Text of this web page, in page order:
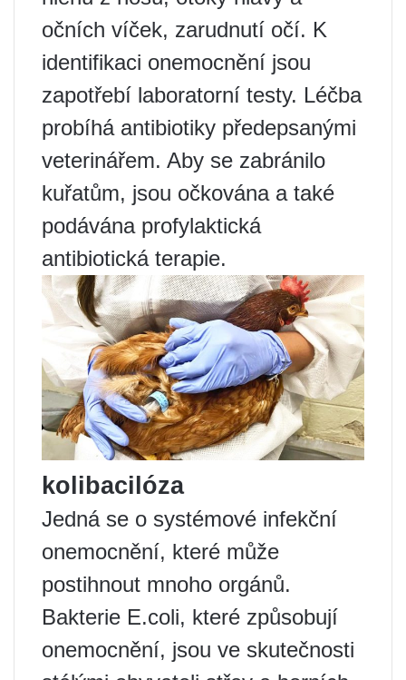
očních víček, zarudnutí očí. K
identifikaci onemocnění jsou
zapotřebí laboratorní testy. Léčba
probíhá antibiotiky předepsanými
veterinářem. Aby se zabránilo
kuřatům, jsou očkována a také
podávána profylaktická
antibiotická terapie.
kolibacilóza
Jedná se o systémové infekční
onemocnění, které může
postihnout mnoho orgánů.
Bakterie E.coli, které způsobují
onemocnění, jsou ve skutečnosti